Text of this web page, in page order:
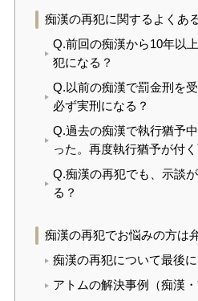
痴漢の再犯に関するよくあ
Q.前回の痴漢から10年以
犯になる？
Q.以前の痴漢で罰金刑を
必ず実刑になる？
Q.過去の痴漢で執行猶予
った。再度執行猶予が付
Q.痴漢の再犯でも、示談
る？
痴漢の再犯でお悩みの方は
痴漢の再犯について最後
アトムの解決事例（痴漢・